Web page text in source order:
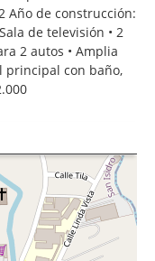
Año de construcción:
de televisión • 2
2 autos • Amplia
principal con baño,